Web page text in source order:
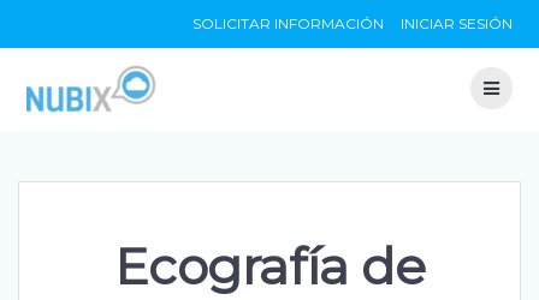
to
SOLICITAR INFORMACIÓN INICIAR SESIÓN
Ecografía de